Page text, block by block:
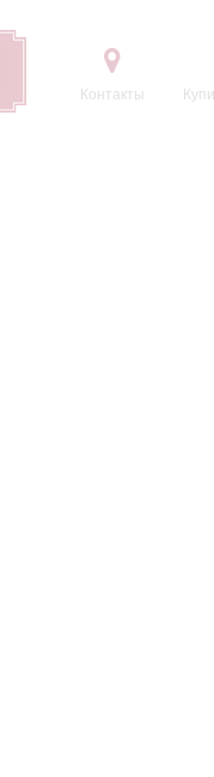
Контакты